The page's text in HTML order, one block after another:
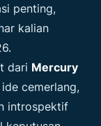
penting,
kalian
dari Mercury
cemerlang,
introspektif